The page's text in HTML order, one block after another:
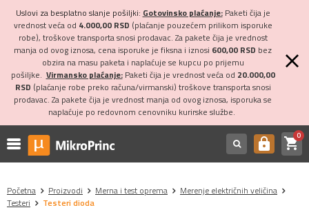
Uslovi za besplatno slanje pošiljki: Gotovinsko plaćanje:Paketi čija je
vrednost veća od 4.000,00 RSD (plaćanje pouzećem prilikom isporuke
robe), troškove transporta snosi prodavac. Za pakete čija je vrednost
manja od ovog iznosa, cena isporuke je fiksna i iznosi 600,00 RSD bez
obzira na masu paketa i naplaćuje se kupcu po prijemu
pošiljke. Virmansko plaćanje:Paketi čija je vrednost veća od 20.000,00
RSD (plaćanje robe preko računa/virmanski) troškove transporta snosi
prodavac. Za pakete čija je vrednost manja od ovog iznosa, isporuka se
naplaćuje po redovnom cenovniku kurirske službe.
https shopping_cart0
Početna Proizvodi Merna i test oprema
Merenje električnih veličina
Testeri
Testeri dioda